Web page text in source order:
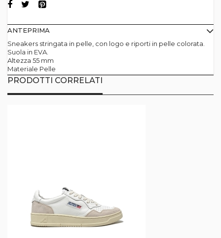
ANTEPRIMA
Sneakers stringata in pelle, con logo e riporti in pelle colorata.
Suola in EVA.
Altezza 55 mm
Materiale Pelle
PRODOTTI CORRELATI